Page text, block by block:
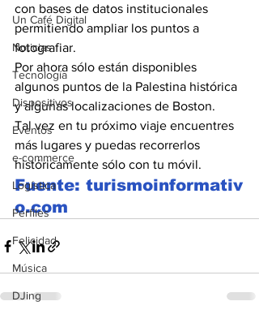
Un Café Digital
Noticias
Tecnología
Dispositivos
Eventos
e-commerce
Logística
Perfiles
Felicidad
Música
DJing
con bases de datos institucionales
permitiendo ampliar los puntos a
fotografiar.
Por ahora sólo están disponibles
algunos puntos de la Palestina histórica
y algunas localizaciones de Boston.
Tal vez en tu próximo viaje encuentres
más lugares y puedas recorrerlos
históricamente sólo con tu móvil.
Fuente: turismoinformativ
o.com